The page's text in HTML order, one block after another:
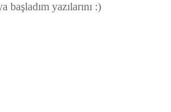
başladım yazılarını :)